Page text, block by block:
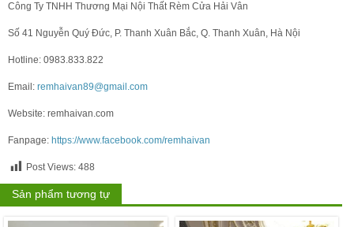
Công Ty TNHH Thương Mại Nội Thất Rèm Cửa Hải Vân
Số 41 Nguyễn Quý Đức, P. Thanh Xuân Bắc, Q. Thanh Xuân, Hà Nội
Hotline: 0983.833.822
Email: remhaivan89@gmail.com
Website: remhaivan.com
Fanpage: https://www.facebook.com/remhaivan
Post Views: 488
Sản phẩm tương tự